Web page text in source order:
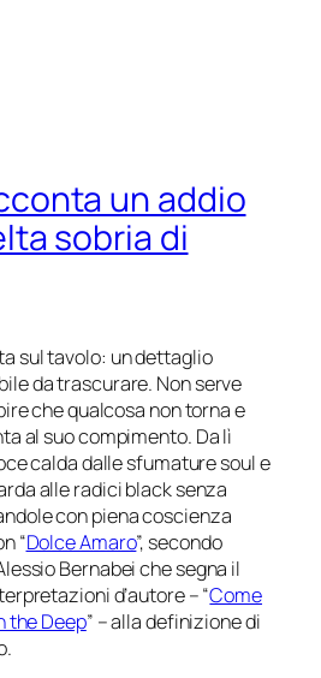
un addio
sobria di
sul tavolo: un dettaglio
da trascurare. Non serve
che qualcosa non torna e
al suo compimento. Da lì
calda dalle sfumature soul e
alle radici black senza
con piena coscienza
“Dolce Amaro”, secondo
Bernabei che segna il
d’autore – “Come
the Deep” – alla definizione di